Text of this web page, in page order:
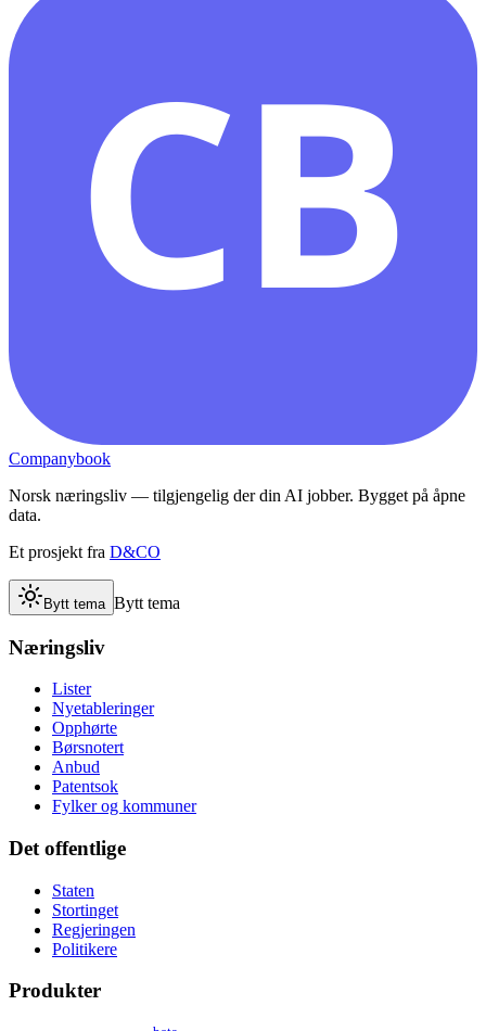
CB
Companybook
Norsk næringsliv — tilgjengelig der din AI jobber. Bygget på åpne
data.
Et prosjekt fra D&CO
Bytt tema Bytt tema
Næringsliv
Lister
Nyetableringer
Opphørte
Børsnotert
Anbud
Patentsok
Fylker og kommuner
Det offentlige
Staten
Stortinget
Regjeringen
Politikere
Produkter